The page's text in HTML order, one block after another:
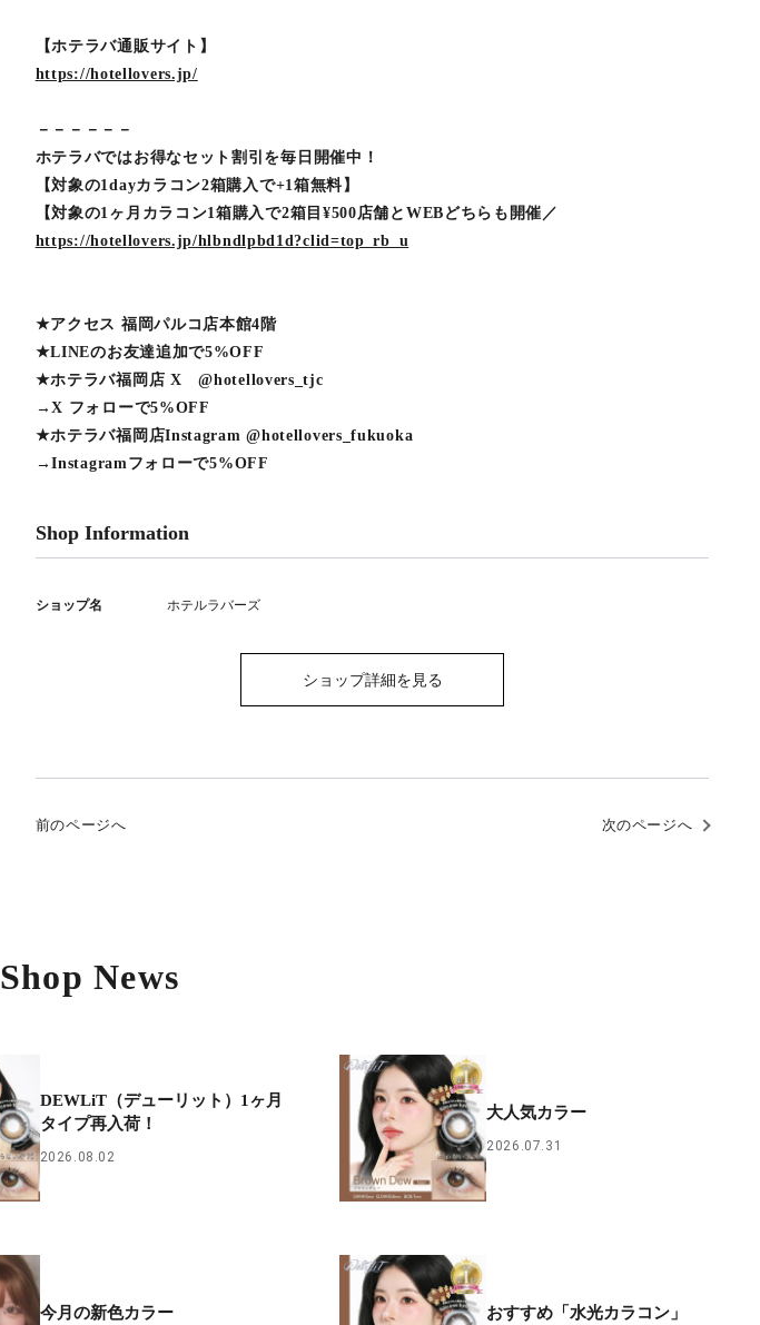
【ホテラバ通販サイト】
https://hotellovers.jp/
－－－－－－
ホテラバではお得なセット割引を毎日開催中！
【対象の1dayカラコン2箱購入で+1箱無料】
【対象の1ヶ月カラコン1箱購入で2箱目¥500店舗とWEBどちらも開催／
https://hotellovers.jp/hlbndlpbd1d?clid=top_rb_u
★アクセス 福岡パルコ店本館4階
★LINEのお友達追加で5%OFF
★ホテラバ福岡店 X @hotellovers_tjc
→X フォローで5%OFF
★ホテラバ福岡店Instagram @hotellovers_fukuoka
→Instagramフォローで5%OFF
Shop Information
ショップ名 ホテルラバーズ
ショップ詳細を見る
前のページへ 次のページへ
Shop News
DEWLiT（デューリット）1ヶ月
タイプ再入荷！
2026.08.02
大人気カラー
2026.07.31
今月の新色カラー おすすめ「水光カラコン」